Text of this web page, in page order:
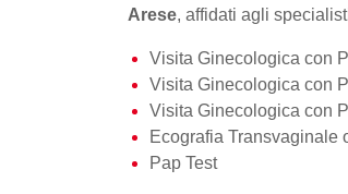
Arese, affidati agli
Visita Ginecologica con
Visita Ginecologica con
Visita Ginecologica con
Ecografia Transvaginale
Pap Test